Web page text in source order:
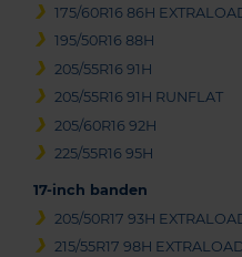
175/60R16 86H
195/50R16 88H
205/55R16 91H
205/55R16 91H RUNFLAT
205/60R16 92H
225/55R16 95H
17-inch banden
205/50R17 93H
215/55R17 98H